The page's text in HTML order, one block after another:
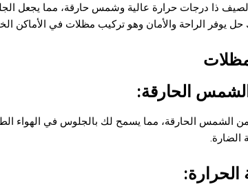
ذا درجات حرارة عالية وشمس حارقة، مما يجعل
حل يوفر الراحة والأمان وهو تركيب مظلات في الأماكن
من الشمس الحارقة، مما يسمح لك بالجلوس في الهواء
الضارة.